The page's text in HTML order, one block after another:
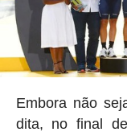
Embora não
dita, no final